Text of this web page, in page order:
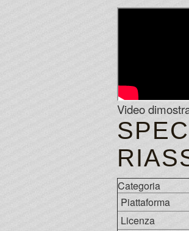
Video
Categoria
Piattaforma
Licenza